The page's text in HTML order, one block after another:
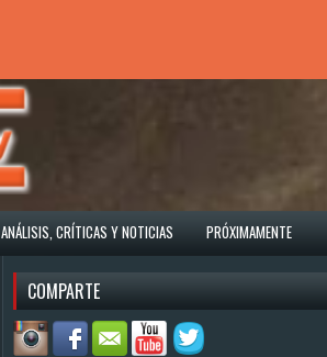
ANÁLISIS, CRÍTICAS Y NOTICIAS PRÓXIMAMENTE
COMPARTE